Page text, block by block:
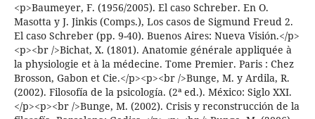
<p>Baumeyer, F. (1956/2005). El caso Schreber. En O.
Masotta y J. Jinkis (Comps.), Los casos de Sigmund Freud 2.
El caso Schreber (pp. 9-40). Buenos Aires: Nueva Visión.</p>
<p><br />Bichat, X. (1801). Anatomie générale appliquée à
la physiologie et à la médecine. Tome Premier. Paris : Chez
Brosson, Gabon et Cie.</p><p><br />Bunge, M. y Ardila, R.
(2002). Filosofía de la psicología. (2ª ed.). México: Siglo XXI.
</p><p><br />Bunge, M. (2002). Crisis y reconstrucción de la